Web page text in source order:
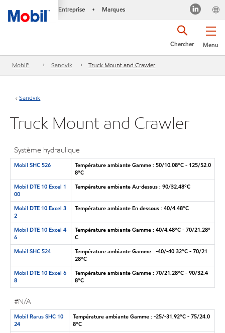
Entreprise • Marques
Menu
Chercher
Mobil™ Sandvik Truck Mount and Crawler
Sandvik
Truck Mount and Crawler
Système hydraulique
Mobil SHC 526
Température ambiante Gamme : 50/10.08°C - 125/52.0
8°C
Mobil DTE 10 Excel 1
00
Température ambiante Au-dessus : 90/32.48°C
Mobil DTE 10 Excel 3
2
Température ambiante En dessous : 40/4.48°C
Mobil DTE 10 Excel 4
6
Température ambiante Gamme : 40/4.48°C - 70/21.28°
C
Mobil SHC 524
Température ambiante Gamme : -40/-40.32°C - 70/21.
28°C
Mobil DTE 10 Excel 6
8
Température ambiante Gamme : 70/21.28°C - 90/32.4
8°C
#N/A
Mobil Rarus SHC 10
24
Température ambiante Gamme : -25/-31.92°C - 75/24.0
8°C